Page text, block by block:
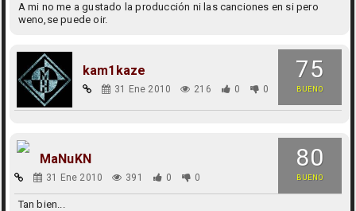
A mi no me a gustado la producción ni las canciones en si pero
weno,se puede oir.
75
BUENO
kam1kaze
31 Ene 2010 216 0 0
80
BUENO
MaNuKN
31 Ene 2010 391 0 0
Tan bien...